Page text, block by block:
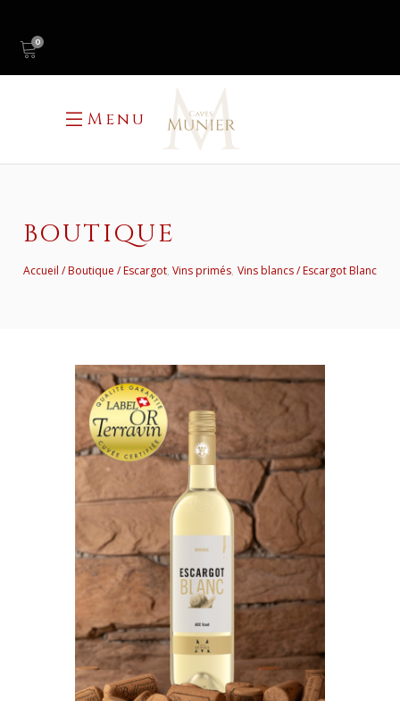
0
Menu
BOUTIQUE
Accueil Boutique Escargot,Vins primés,Vins blancs Escargot Blanc